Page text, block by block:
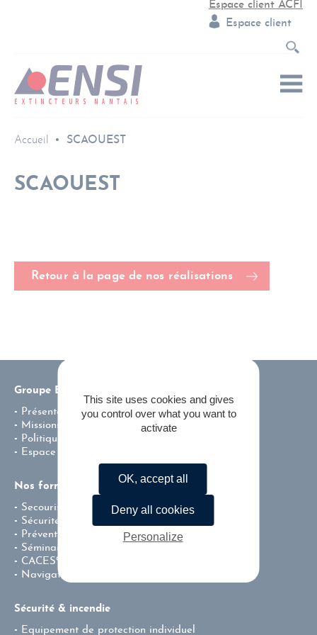
Espace client ACFI
Espace client
Accueil SCAOUEST
SCAOUEST
Retour à la page de nos réalisations
Groupe ENSI
Présentation
Missions & valeurs
Politique environnementale de l’entreprise
Espace carrière
Nos formations
Secourisme
Sécurité incendie
Prévention – Centre de Test CACES®
Séminaire team building
CACES®
Navigation fluviale professionnelle
Sécurité & incendie
Equipement de protection individuel
This site uses cookies and gives
you control over what you want to
activate
OK, accept all
Deny all cookies
Personalize